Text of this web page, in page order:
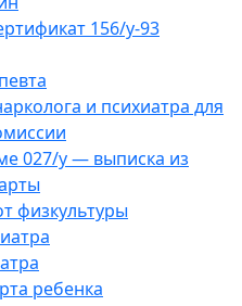
156/у-93
и психиатра для
027/у — выписка из
физкультуры
ребенка